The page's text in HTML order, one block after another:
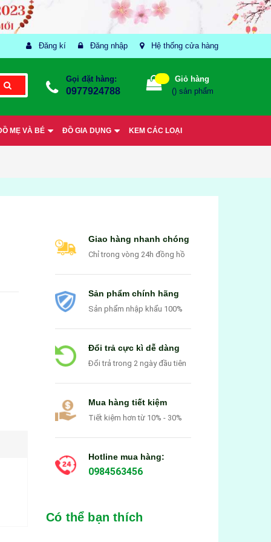
Đăng kí Đăng nhập Hệ thống cửa hàng
Gọi đặt hàng:
0977924788
Giỏ hàng
() sản phẩm
MẸ VÀ BÉ ĐỒ GIA DỤNG KEM CÁC LOẠI
Giao hàng nhanh chóng
Chỉ trong vòng 24h đồng hồ
Sản phẩm chính hãng
Sản phẩm nhập khẩu 100%
Đổi trả cực kì dễ dàng
Đổi trả trong 2 ngày đầu tiên
Mua hàng tiết kiệm
Tiết kiệm hơn từ 10% - 30%
Hotline mua hàng:
0984563456
Có thể bạn thích